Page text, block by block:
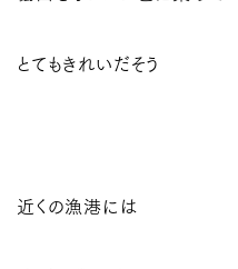
とてもきれいだそう
近くの漁港には